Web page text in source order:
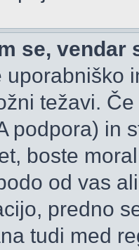
se, vendar
uporabniško
težavi.
podpora) in
boste
od vas
predno
tudi med